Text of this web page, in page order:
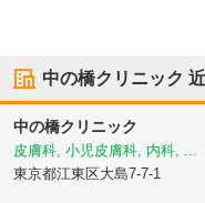
中の橋クリニック
中の橋クリニック
皮膚科, 小児皮膚科, 内科, ...
東京都江東区大島7-7-1